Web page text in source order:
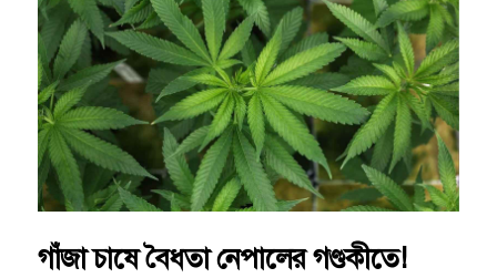
গাঁজা চাষে বৈধতা নেপালের গণ্ডকীতে!